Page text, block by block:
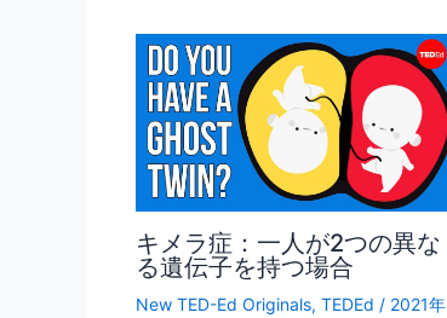
キメラ症：一人が2つの異な
る遺伝子を持つ場合
New TED-Ed Originals, TEDEd / 2021年